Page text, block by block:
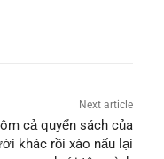
Next article
cả quyển sách của
khác rồi xào nấu lại